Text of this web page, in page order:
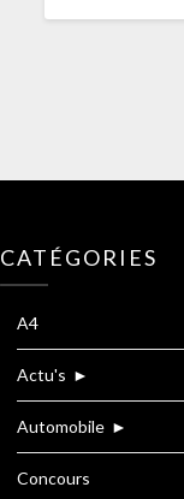
CATÉGORIES
A4
Actu's ►
Automobile ►
Concours